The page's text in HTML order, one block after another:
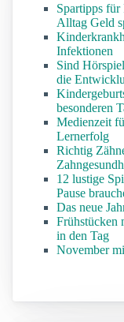
Spartipps
Alltag Geld
Infektionen
Sind
die
besonderen
Medienzeit
Lernerfolg
Richtig
12 lustige
Pause
Das neue
Frühstücken
in den Tag
November